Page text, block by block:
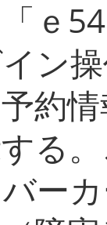
ｅ
ン
約
る
ー